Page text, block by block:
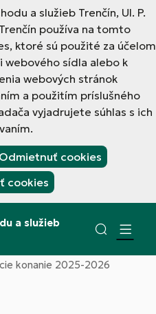
a služieb Trenčín, Ul. P.
používa na tomto
ktoré sú použité za účelom
webového sídla alebo k
webových stránok
a použitím príslušného
vyjadrujete súhlas s ich
Odmietnuť cookies
cookies
a služieb
konanie 2025-2026